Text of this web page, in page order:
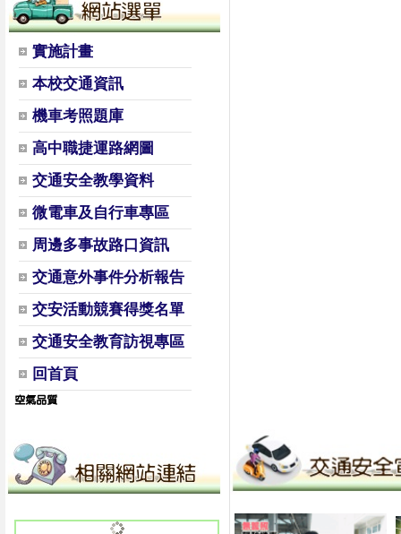
實施計畫
本校交通資訊
機車考照題庫
高中職捷運路網圖
交通安全教學資料
微電車及自行車專區
周邊多事故路口資訊
交通意外事件分析報告
交安活動競賽得獎名單
交通安全教育訪視專區
回首頁